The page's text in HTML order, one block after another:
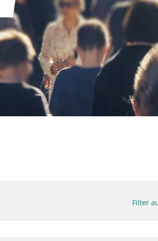
Filter